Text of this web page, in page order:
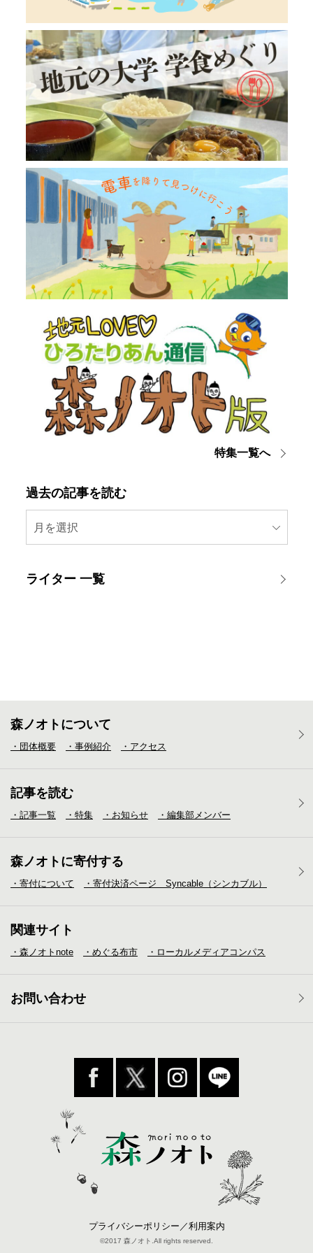
特集一覧へ
過去の記事を読む
月を選択
ライター 一覧
森ノオトについて
・団体概要 ・事例紹介 ・アクセス
記事を読む
・記事一覧 ・特集 ・お知らせ ・編集部メンバー
森ノオトに寄付する
・寄付について ・寄付決済ページ Syncable（シンカブル）
関連サイト
・森ノオトnote ・めぐる布市 ・ローカルメディア コンパス
お問い合わせ
プライバシーポリシー／利用案内
©2017 森ノオト.All rights reserved.